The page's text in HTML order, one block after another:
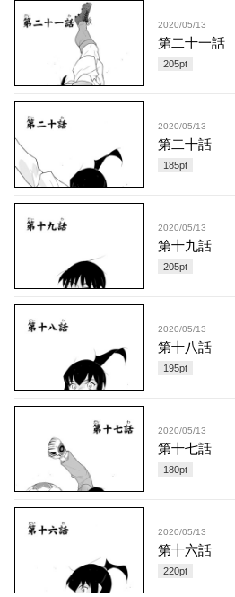
2020/05/13
第二十一話
205pt
2020/05/13
第二十話
185pt
2020/05/13
第十九話
205pt
2020/05/13
第十八話
195pt
2020/05/13
第十七話
180pt
2020/05/13
第十六話
220pt